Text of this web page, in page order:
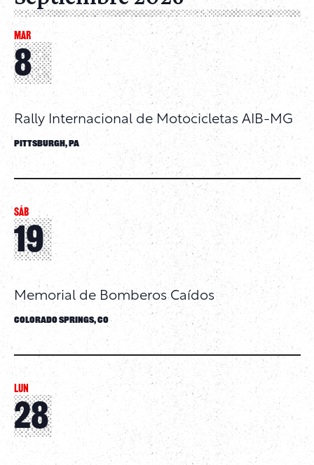
MAR
8
Rally Internacional de Motocicletas AIB-MG
Pittsburgh, PA
SÁB
19
Memorial de Bomberos Caídos
Colorado Springs, CO
LUN
28